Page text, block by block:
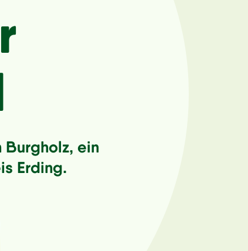
Burgholz, ein
Erding.